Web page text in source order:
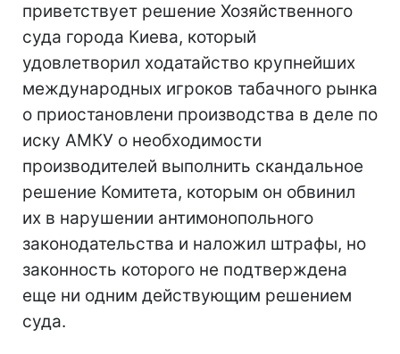
приветствует решение Хозяйственного
суда города Киева, который
удовлетворил ходатайство крупнейших
международных игроков табачного рынка
о приостановлени производства в деле по
иску АМКУ о необходимости
производителей выполнить скандальное
решение Комитета, которым он обвинил
их в нарушении антимонопольного
законодательства и наложил штрафы, но
законность которого не подтверждена
еще ни одним действующим решением
суда.